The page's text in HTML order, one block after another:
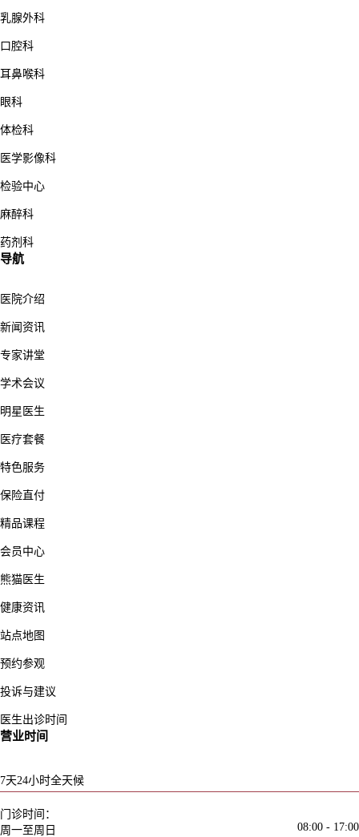
乳腺外科
口腔科
耳鼻喉科
眼科
体检科
医学影像科
检验中心
麻醉科
药剂科
导航
医院介绍
新闻资讯
专家讲堂
学术会议
明星医生
医疗套餐
特色服务
保险直付
精品课程
会员中心
熊猫医生
健康资讯
站点地图
预约参观
投诉与建议
医生出诊时间
营业时间
7天24小时全天候
门诊时间：
周一至周日
08:00 - 17:00